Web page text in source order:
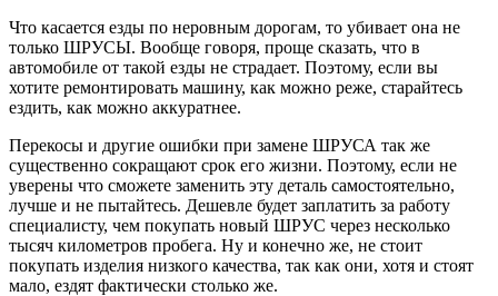
Что касается езды по неровным дорогам, то убивает она не
только ШРУСЫ. Вообще говоря, проще сказать, что в
автомобиле от такой езды не страдает. Поэтому, если вы
хотите ремонтировать машину, как можно реже, старайтесь
ездить, как можно аккуратнее.
Перекосы и другие ошибки при замене ШРУСА так же
существенно сокращают срок его жизни. Поэтому, если не
уверены что сможете заменить эту деталь самостоятельно,
лучше и не пытайтесь. Дешевле будет заплатить за работу
специалисту, чем покупать новый ШРУС через несколько
тысяч километров пробега. Ну и конечно же, не стоит
покупать изделия низкого качества, так как они, хотя и стоят
мало, ездят фактически столько же.